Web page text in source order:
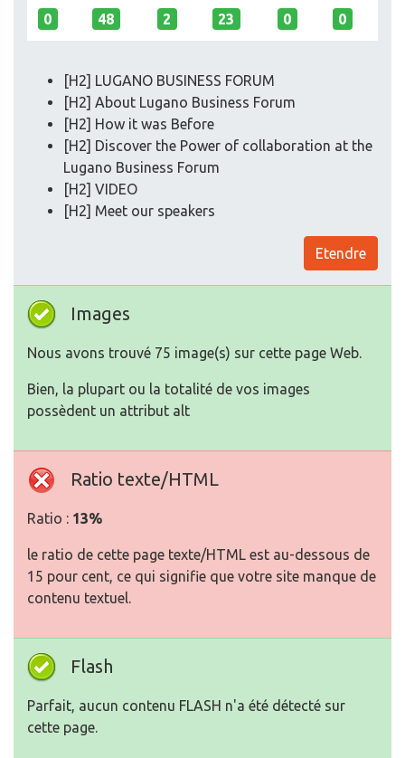
0 48 2 23 0 0
[H2] LUGANO BUSINESS FORUM
[H2] About Lugano Business Forum
[H2] How it was Before
[H2] Discover the Power of collaboration at the
Lugano Business Forum
[H2] VIDEO
[H2] Meet our speakers
Etendre
Images
Nous avons trouvé 75 image(s) sur cette page Web.
Bien, la plupart ou la totalité de vos images
possèdent un attribut alt
Ratio texte/HTML
Ratio : 13%
le ratio de cette page texte/HTML est au-dessous de
15 pour cent, ce qui signifie que votre site manque de
contenu textuel.
Flash
Parfait, aucun contenu FLASH n'a été détecté sur
cette page.